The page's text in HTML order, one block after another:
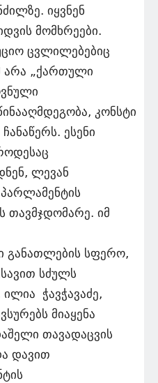
იყვნენ
მომხრეები.
ცვლილებებიც
არა „ქართული
კონსტი
ესენი
ლევან
თავმჯდომარე. იმ
განათლების სფერო,
სძულს
ჭავჭავაძე,
მიაყენა
თავადაცვის
დავით